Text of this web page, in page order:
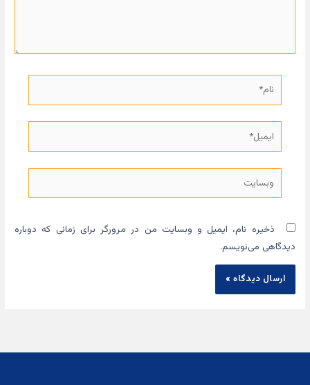
نام*
ایمیل*
وبسایت
ذخیره نام، ایمیل و وبسایت من در مرورگر برای زمانی که دوباره
دیدگاهی می‌نویسم.